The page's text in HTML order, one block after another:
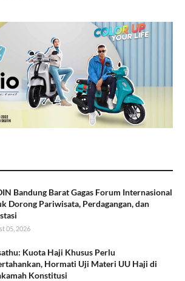
Bandung Barat Gagas Forum Internasional
Dorong Pariwisata, Perdagangan, dan
05, 2026
Kuota Haji Khusus Perlu
Hormati Uji Materi UU Haji di
Konstitusi